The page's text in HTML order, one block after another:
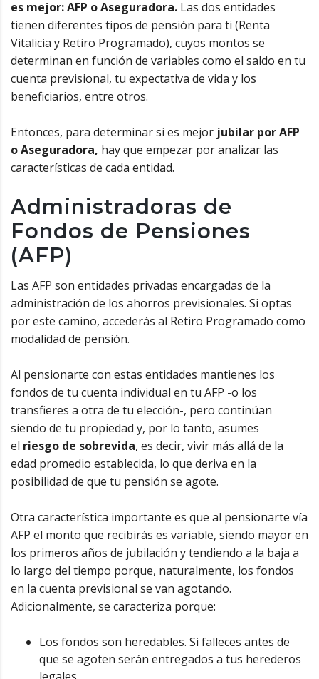
es mejor: AFP o Aseguradora. Las dos entidades
tienen diferentes tipos de pensión para ti (Renta
Vitalicia y Retiro Programado), cuyos montos se
determinan en función de variables como el saldo en tu
cuenta previsional, tu expectativa de vida y los
beneficiarios, entre otros.
Entonces, para determinar si es mejor jubilar por AFP
o Aseguradora, hay que empezar por analizar las
características de cada entidad.
Administradoras de
Fondos de Pensiones
(AFP)
Las AFP son entidades privadas encargadas de la
administración de los ahorros previsionales. Si optas
por este camino, accederás al Retiro Programado como
modalidad de pensión.
Al pensionarte con estas entidades mantienes los
fondos de tu cuenta individual en tu AFP -o los
transfieres a otra de tu elección-, pero continúan
siendo de tu propiedad y, por lo tanto, asumes
el riesgo de sobrevida, es decir, vivir más allá de la
edad promedio establecida, lo que deriva en la
posibilidad de que tu pensión se agote.
Otra característica importante es que al pensionarte vía
AFP el monto que recibirás es variable, siendo mayor en
los primeros años de jubilación y tendiendo a la baja a
lo largo del tiempo porque, naturalmente, los fondos
en la cuenta previsional se van agotando.
Adicionalmente, se caracteriza porque:
Los fondos son heredables. Si falleces antes de
que se agoten serán entregados a tus herederos
legales.